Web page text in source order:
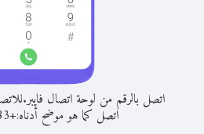
اتصل بالرقم من لوحة اتصال فايبر.
اتصل كما هو موضح أدناه:+